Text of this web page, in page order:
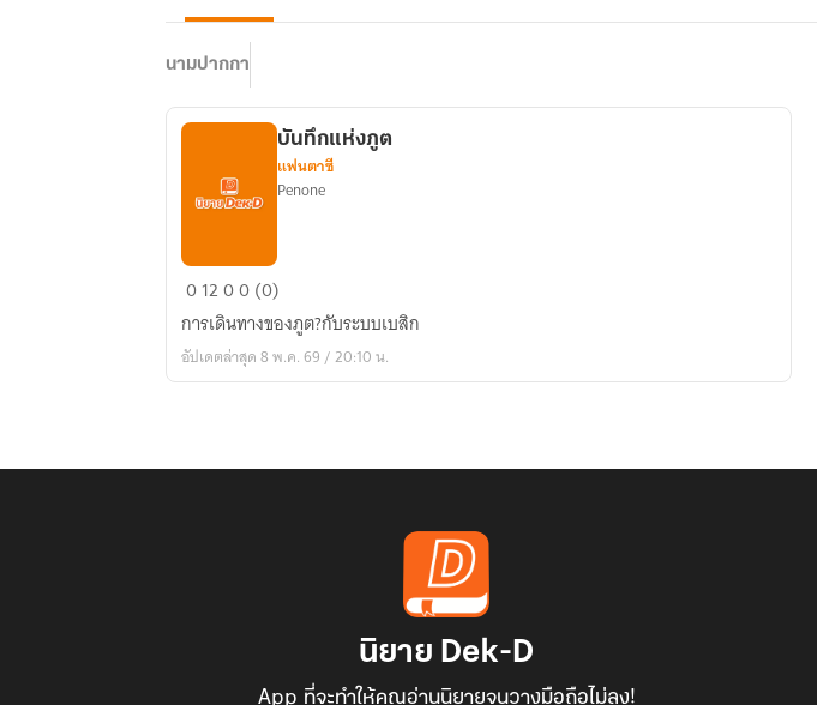
นามปากกา
บันทึก
ภูต
บันทึกแห่งภูต
แฟนตาซี
Penone
01200 (0)
การเดินทางของภูต?กับระบบเบสิก
อัปเดตล่าสุด 8 พ.ค. 69 / 20:10 น.
นิยาย Dek-D
App ที่จะทำให้คุณอ่านนิยายจนวางมือถือไม่ลง!